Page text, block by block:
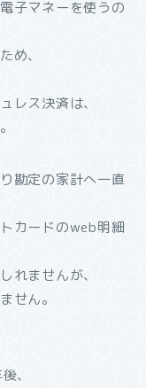
子マネーを使うの
め、
レス決済は、
勘定の家計へ一直
カードのweb明細
れませんが、
せん。
、